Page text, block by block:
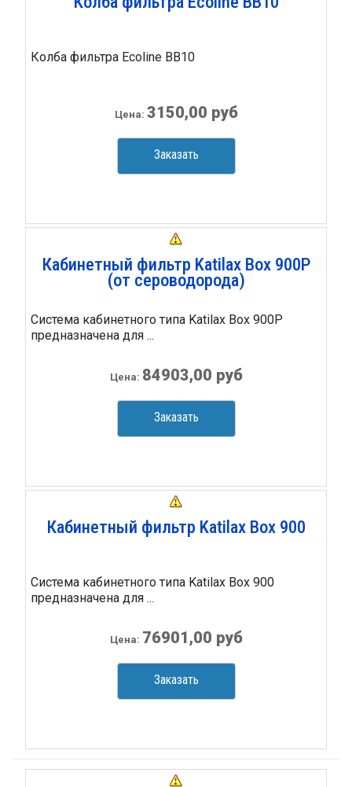
Колба фильтра Ecoline ВВ10
Цена: 3150,00 руб
Заказать
Кабинетный фильтр Katilax Box 900P
(от сероводорода)
Система кабинетного типа Katilax Box 900P
предназначена для ...
Цена: 84903,00 руб
Заказать
Кабинетный фильтр Katilax Box 900
Система кабинетного типа Katilax Box 900
предназначена для ...
Цена: 76901,00 руб
Заказать